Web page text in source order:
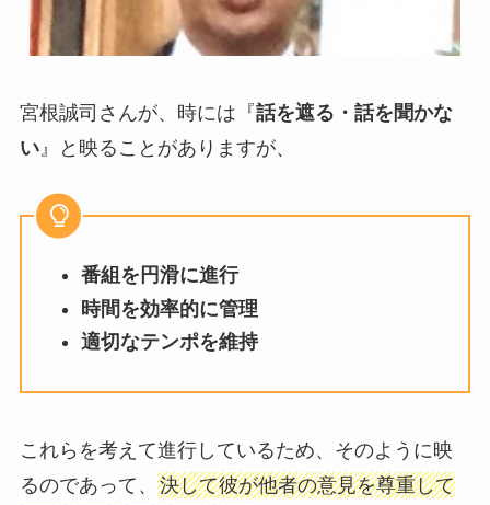
宮根誠司さんが、時には『話を遮る・話を聞かな
い』と映ることがありますが、
番組を円滑に進行
時間を効率的に管理
適切なテンポを維持
これらを考えて進行しているため、そのように映
るのであって、 決して彼が他者の意見を尊重して